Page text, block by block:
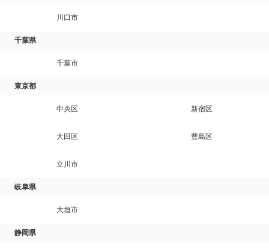
川口市
千葉県
千葉市
東京都
中央区 新宿区
大田区 豊島区
立川市
岐阜県
大垣市
静岡県